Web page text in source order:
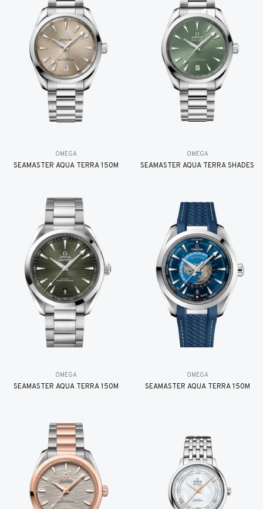
OMEGA
SEAMASTER AQUA TERRA 150M
OMEGA
SEAMASTER AQUA TERRA SHADES
OMEGA
SEAMASTER AQUA TERRA 150M
OMEGA
SEAMASTER AQUA TERRA 150M